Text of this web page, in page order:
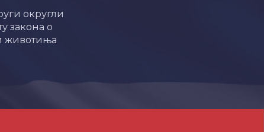
округли
закона о
животиња